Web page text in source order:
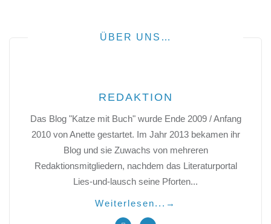
ÜBER UNS…
REDAKTION
Das Blog "Katze mit Buch" wurde Ende 2009 / Anfang
2010 von Anette gestartet. Im Jahr 2013 bekamen ihr
Blog und sie Zuwachs von mehreren
Redaktionsmitgliedern, nachdem das Literaturportal
Lies-und-lausch seine Pforten...
Weiterlesen... →